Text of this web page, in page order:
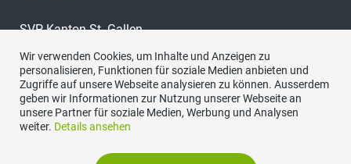
SVP Kanton St. Gallen,
E-Mail:
sekretariat@svp-sg.ch
Wir verwenden Cookies, um Inhalte und Anzeigen zu
personalisieren, Funktionen für soziale Medien anbieten und
Zugriffe auf unsere Webseite analysieren zu können. Ausserdem
geben wir Informationen zur Nutzung unserer Webseite an
unsere Partner für soziale Medien, Werbung und Analysen
weiter. Details ansehen